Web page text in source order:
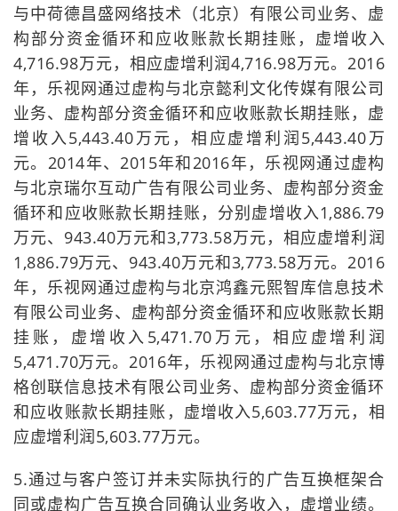
与中荷德昌盛网络技术（北京）有限公司业务、虚
构部分资金循环和应收账款长期挂账，虚增收入
4,716.98万元，相应虚增利润4,716.98万元。2016
年，乐视网通过虚构与北京懿利文化传媒有限公司
业务、虚构部分资金循环和应收账款长期挂账，虚
增收入5,443.40万元，相应虚增利润5,443.40万
元。2014年、2015年和2016年，乐视网通过虚构
与北京瑞尔互动广告有限公司业务、虚构部分资金
循环和应收账款长期挂账，分别虚增收入1,886.79
万元、943.40万元和3,773.58万元，相应虚增利润
1,886.79万元、943.40万元和3,773.58万元。2016
年，乐视网通过虚构与北京鸿鑫元熙智库信息技术
有限公司业务、虚构部分资金循环和应收账款长期
挂账，虚增收入5,471.70万元，相应虚增利润
5,471.70万元。2016年，乐视网通过虚构与北京博
格创联信息技术有限公司业务、虚构部分资金循环
和应收账款长期挂账，虚增收入5,603.77万元，相
应虚增利润5,603.77万元。
5.通过与客户签订并未实际执行的广告互换框架合
同或虚构广告互换合同确认业务收入，虚增业绩。